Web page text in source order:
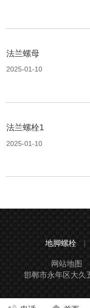
法兰螺母
2025-01-10
法兰螺栓1
2025-01-10
地脚螺栓
网站地图
邯郸市永年区大久